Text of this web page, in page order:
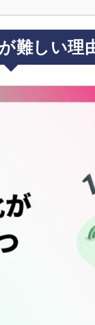
難しい理